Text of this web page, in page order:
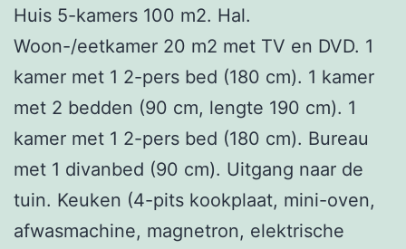
Huis 5-kamers 100 m2. Hal.
Woon-/eetkamer 20 m2 met TV en DVD. 1
kamer met 1 2-pers bed (180 cm). 1 kamer
met 2 bedden (90 cm, lengte 190 cm). 1
kamer met 1 2-pers bed (180 cm). Bureau
met 1 divanbed (90 cm). Uitgang naar de
tuin. Keuken (4-pits kookplaat, mini-oven,
afwasmachine, magnetron, elektrische